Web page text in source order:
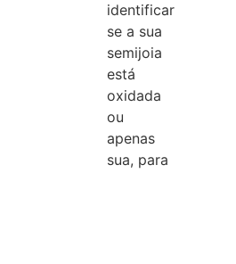
identificar
se a sua
semijoia
está
oxidada
ou
apenas
sua, para